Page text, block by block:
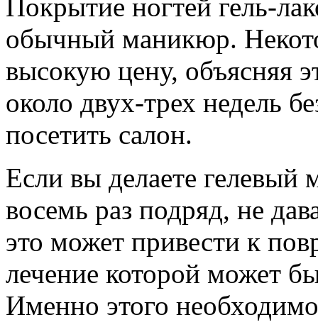
Покрытие ногтей гель-
обычный маникюр.
высокую цену, объясняя
около двух-трех недель
посетить салон.
Если вы делаете
восемь раз подряд, не
это может привести к
лечение которой может
Именно этого